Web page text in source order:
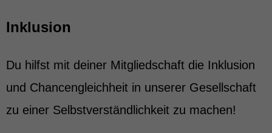
Inklusion
Du hilfst mit deiner Mitgliedschaft die Inklusion
und Chancengleichheit in unserer Gesellschaft
zu einer Selbstverständlichkeit zu machen!